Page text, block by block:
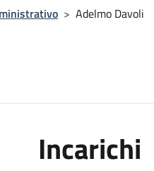
> Adelmo Davoli
Incarichi